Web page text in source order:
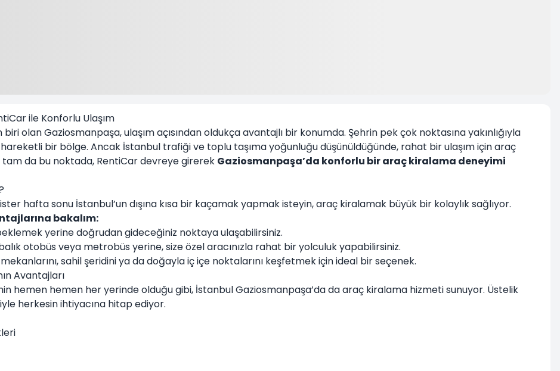
ile Konforlu Ulaşım
biri olanGaziosmanpaşa, ulaşım açısından oldukça avantajlı bir konumda. Şehrin pek çok noktasına yakınlığıyla
bir bölge. Ancak İstanbul trafiği ve toplu taşıma yoğunluğu düşünüldüğünde, rahat bir ulaşım için araç
da bu noktada, RentiCardevreye girerek Gaziosmanpaşa’da konforlu bir araç kiralama deneyimi
hafta sonu İstanbul’un dışına kısa bir kaçamak yapmak isteyin, araç kiralamak büyük bir kolaylık sağlıyor.
bakalım:
yerine doğrudan gideceğiniz noktaya ulaşabilirsiniz.
otobüs veya metrobüs yerine, size özel aracınızla rahat bir yolculuk yapabilirsiniz.
sahil şeridini ya da doğayla iç içe noktalarını keşfetmek için ideal bir seçenek.
Avantajları
hemen hemen her yerinde olduğu gibi, İstanbul Gaziosmanpaşa’da da araç kiralama hizmeti sunuyor. Üstelik
herkesin ihtiyacına hitap ediyor.